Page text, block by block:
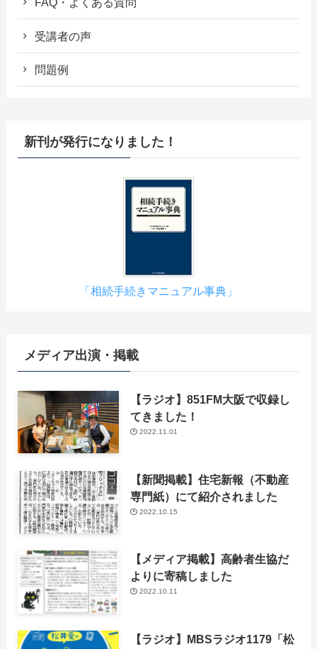
受講者の声
問題例
新刊が発行になりました！
「相続手続きマニュアル事典」
メディア出演・掲載
【ラジオ】851FM大阪で収録し
てきました！
2022.11.01
【新聞掲載】住宅新報（不動産
専門紙）にて紹介されました
2022.10.15
【メディア掲載】高齢者生協だ
よりに寄稿しました
2022.10.11
【ラジオ】MBSラジオ1179「松